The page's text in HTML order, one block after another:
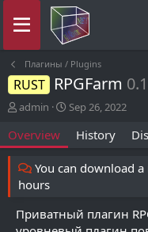
Плагины / Plugins
RUST RPGFarm
A
t
h
o
r
admin
C
t
d
Sep 26, 2022
Overview History
You can download
hours
Приватный плагин